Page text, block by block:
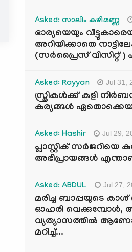
Asked: സാലിം കുഴിമണ്ണ
ഭാര്യയെയും
അറിയിക്കാതെ
(സർപ്രൈസ് വിസിറ്റ് )
Asked: Rayyan Jul 31,
സ്ത്രികൾക്ക് കുളി
കര്യങ്ങൾ
Asked: Hashir Jul 29,
പ്ലാസ്റ്റിക് സർജറിയെ
അഭിപ്രായങ്ങൾ
Asked: ABDUL Jul 27,
മരിച്ച ബാപ്പയുടെ
ഓഹരി
വ്യത്യാസത്തില്‍
മറിച്ച്...